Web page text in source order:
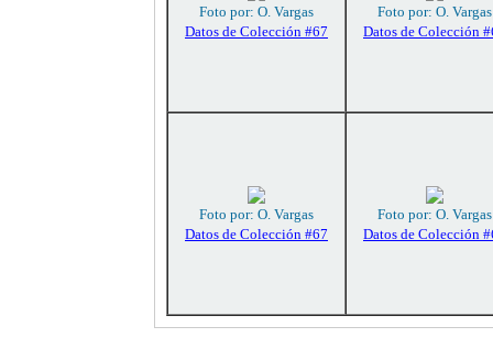
Foto por: O. Vargas
Datos de Colección #67
Foto por: O. Vargas
Datos de Colección
Foto por: O. Vargas
Datos de Colección #67
Foto por: O. Vargas
Datos de Colección